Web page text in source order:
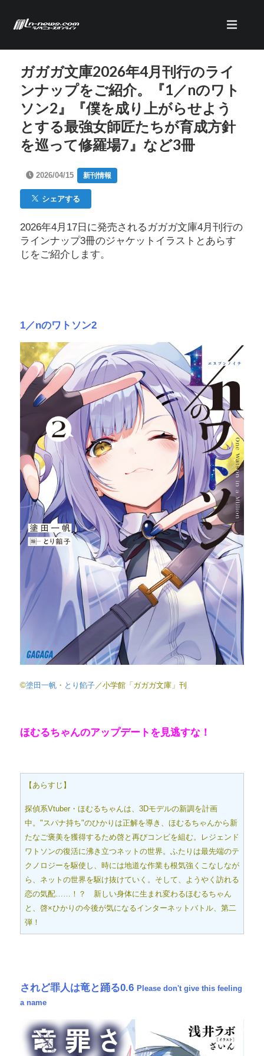
ガガガ文庫2026年4月刊行のライ
ンナップをご紹介。『1／nのワト
ソン2』『僕を成り上がらせよう
とする最強女師匠たちが育成方針
を巡って修羅場7』など3冊
2026/04/15 新刊情報
シェアする
2026年4月17日に発売されるガガガ文庫4月刊行の
ラインナップ3冊のジャケットイラストとあらす
じをご紹介します。
1／nのワトソン2
©塗田一帆 ・ とり餡子／小学館「ガガガ文庫」刊
ほむるちゃんのアップデートを見逃すな！
【あらすじ】
探偵系Vtuber・ほむるちゃんは、3Dモデルの新調を計画
中。"スパナ持ち"のひかりは正解を導き、ほむるちゃんから新
たなご褒美を獲得するため啓と再びコンビを組む。レジェンド
ワトソンの復活に沸き立つネットの世界。ふたりは最先端のテ
クノロジーを駆使し、時には地道な作業も根気強くこなしなが
ら、ネットの世界を駆け抜けていく。そして、ようやく訪れる
恋の気配……！？ 新しい身体に生まれ変わるほむるちゃん
と、啓×ひかりの今後が気になるインターネットバトル、第二
弾！
されど罪人は竜と踊る0.6 Please don't give this feeling
a name